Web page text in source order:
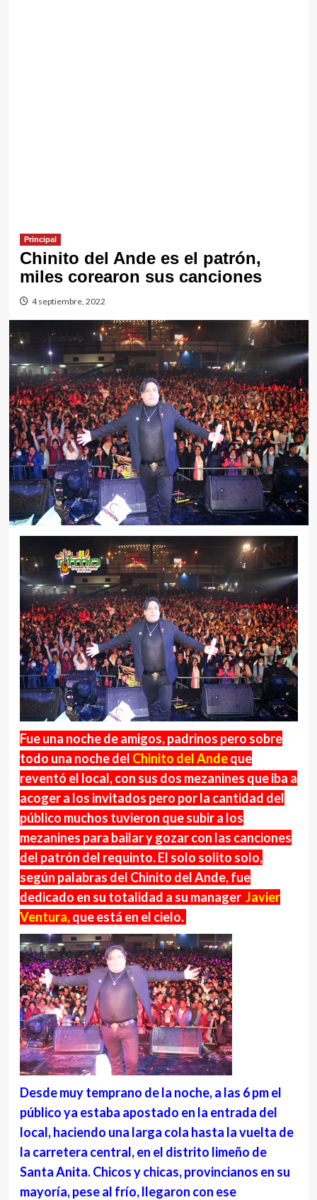
Principal
Chinito del Ande es el patrón,
miles corearon sus canciones
4 septiembre, 2022
Fue una noche de amigos, padrinos pero sobre
todo una noche del Chinito del Andeque
reventó el local, con sus dos mezanines que iba a
acoger a los invitados pero por la cantidad del
público muchos tuvieron que subir a los
mezanines para bailar y gozar con las canciones
del patrón del requinto. El solo solito solo,
según palabras del Chinito del Ande, fue
dedicado en su totalidad a su manager Javier
Ventura,que está en el cielo.
Desde muy temprano de la noche, a las 6 pm el
público ya estaba apostado en la entrada del
local, haciendo una larga cola hasta la vuelta de
la carretera central, en el distrito limeño de
Santa Anita. Chicos y chicas, provincianos en su
mayoría, pese al frío, llegaron con ese